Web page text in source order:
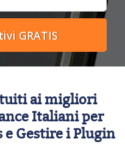
ai migliori
Italiani per
e Gestire i Plugin